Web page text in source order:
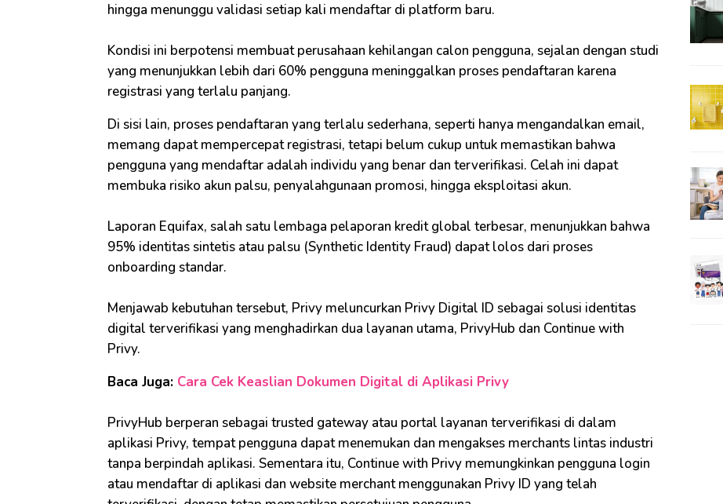
hingga menunggu validasi setiap kali mendaftar di platform baru.
Kondisi ini berpotensi membuat perusahaan kehilangan calon pengguna, sejalan dengan studi
yang menunjukkan lebih dari 60% pengguna meninggalkan proses pendaftaran karena
registrasi yang terlalu panjang.
Di sisi lain, proses pendaftaran yang terlalu sederhana, seperti hanya mengandalkan email,
memang dapat mempercepat registrasi, tetapi belum cukup untuk memastikan bahwa
pengguna yang mendaftar adalah individu yang benar dan terverifikasi. Celah ini dapat
membuka risiko akun palsu, penyalahgunaan promosi, hingga eksploitasi akun.
Laporan Equifax, salah satu lembaga pelaporan kredit global terbesar, menunjukkan bahwa
95% identitas sintetis atau palsu (Synthetic Identity Fraud) dapat lolos dari proses
onboarding standar.
Menjawab kebutuhan tersebut, Privy meluncurkan Privy Digital ID sebagai solusi identitas
digital terverifikasi yang menghadirkan dua layanan utama, PrivyHub dan Continue with
Privy.
Baca Juga: Cara Cek Keaslian Dokumen Digital di Aplikasi Privy
PrivyHub berperan sebagai trusted gateway atau portal layanan terverifikasi di dalam
aplikasi Privy, tempat pengguna dapat menemukan dan mengakses merchants lintas industri
tanpa berpindah aplikasi. Sementara itu, Continue with Privy memungkinkan pengguna login
atau mendaftar di aplikasi dan website merchant menggunakan Privy ID yang telah